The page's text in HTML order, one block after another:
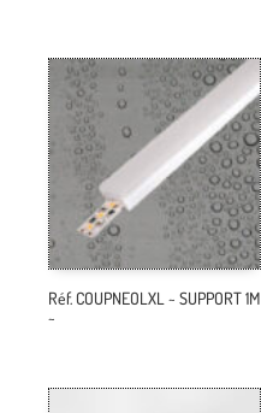
Réf. COUPNEOLXL ~ SUPPORT 1M
~